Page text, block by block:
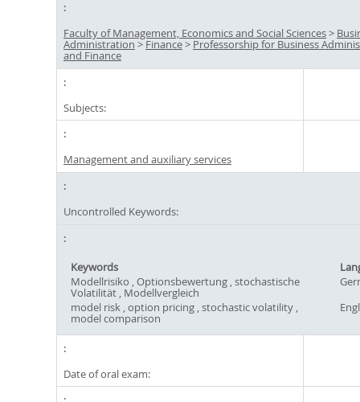
Faculty of Management, Economics and Social Sciences>
Administration >Finance> Professorship for Business
and Finance
Subjects:
Management and auxiliary services
Uncontrolled Keywords:
Keywords
Modellrisiko , Optionsbewertung , stochastische
Volatilität , Modellvergleich
model risk , option pricing , stochastic volatility ,
model comparison
Date of oral exam: